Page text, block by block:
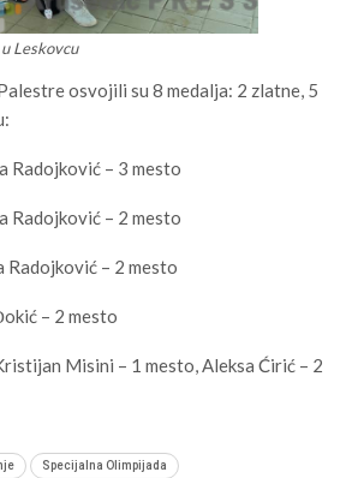
Leskovcu
osvojili su 8 medalja: 2 zlatne, 5
Radojković – 3 mesto
Radojković – 2 mesto
Radojković – 2 mesto
– 2 mesto
Misini – 1 mesto, Aleksa Ćirić – 2
Specijalna Olimpijada